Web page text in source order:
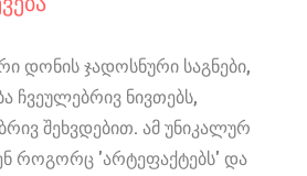
დონის ჯადოსნური საგნები,
ნივთებს,
შეხვდებით. ამ უნიკალურ
როგორც 'არტეფაქტებს' და